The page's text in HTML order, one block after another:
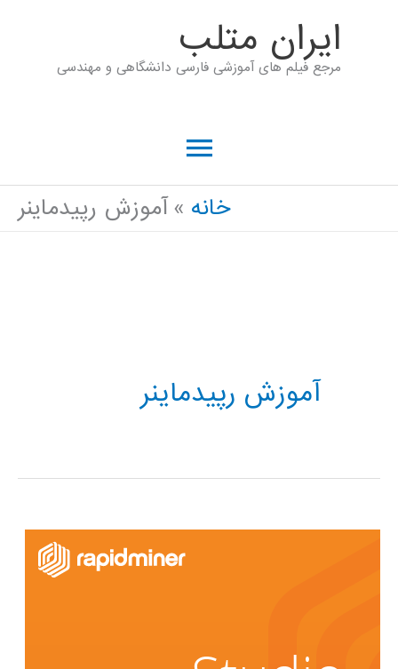
ايران متلب
مرجع فیلم های آموزشی فارسی دانشگاهی و مهندسی
فهرست
اصلی
خانه آموزش رپیدماینر
آموزش رپیدماینر